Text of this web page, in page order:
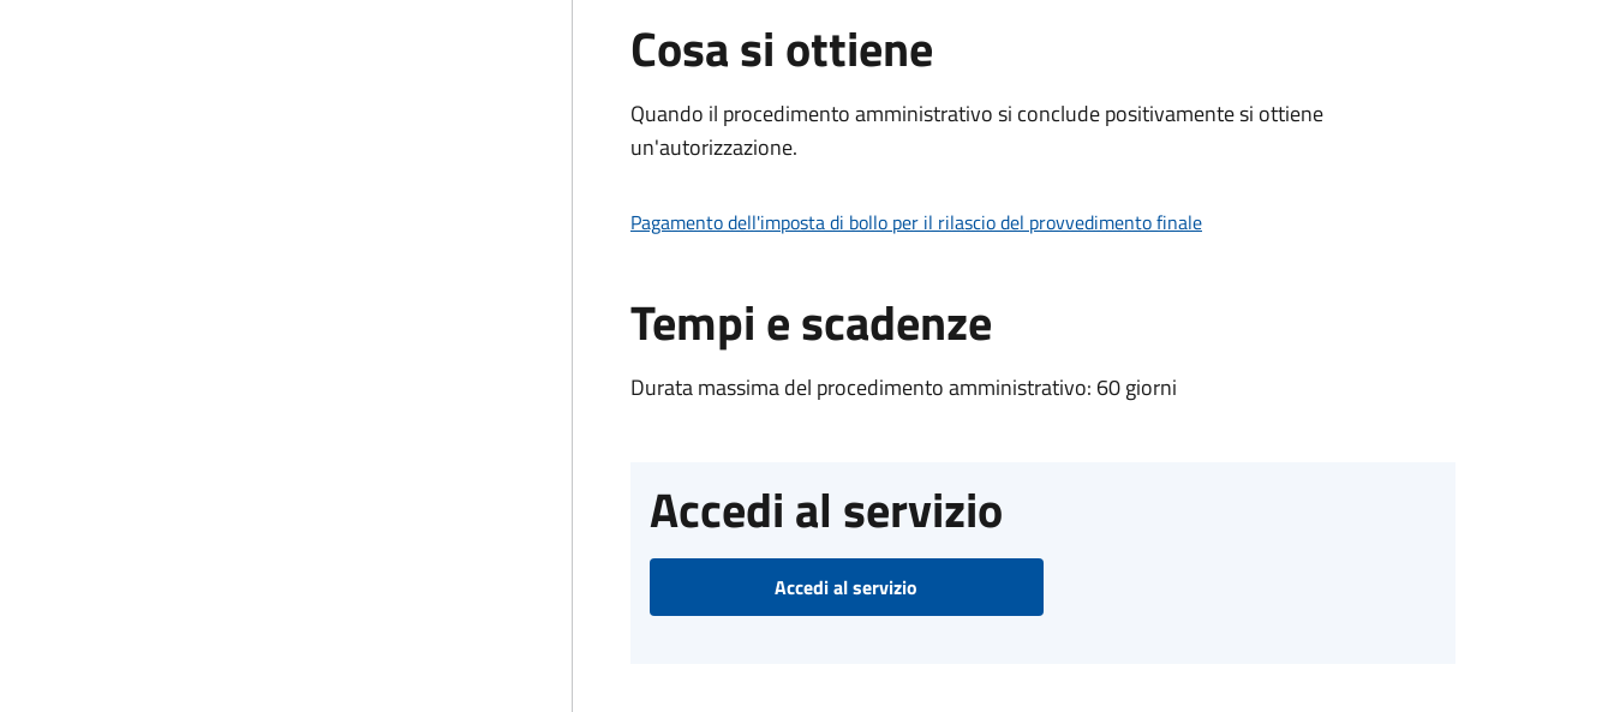
Cosa si ottiene
Quando il procedimento amministrativo si conclude positivamente si ottiene
un'autorizzazione.
Pagamento dell'imposta di bollo per il rilascio del provvedimento finale
Tempi e scadenze
Durata massima del procedimento amministrativo: 60 giorni
Accedi al servizio
Accedi al servizio